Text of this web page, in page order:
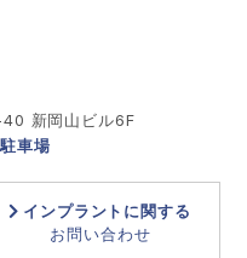
新岡山ビル6F
車場
インプラントに関する
お問い合わせ